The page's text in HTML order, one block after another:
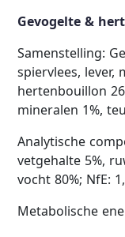
Gevogelte & hert
Samenstelling:
spiervlees, lever,
hertenbouillon
mineralen 1%,
Analytische
vetgehalte 5%,
vocht 80%; NfE:
Metabolische